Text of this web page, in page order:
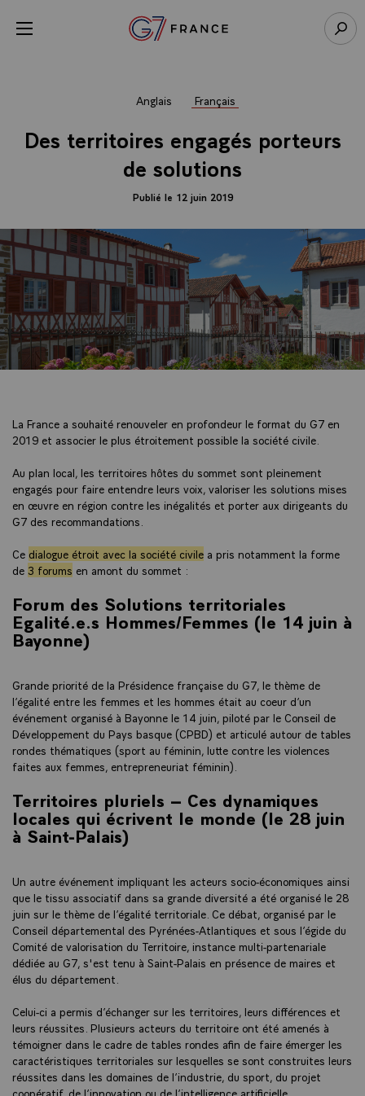
menu Retour à l’accueil Élysée
Anglais Français
Des territoires engagés porteurs
de solutions
Publié le 12 juin 2019
La France a souhaité renouveler en profondeur le format du G7 en
2019 et associer le plus étroitement possible la société civile.
Au plan local, les territoires hôtes du sommet sont pleinement
engagés pour faire entendre leurs voix, valoriser les solutions mises
en œuvre en région contre les inégalités et porter aux dirigeants du
G7 des recommandations.
Ce dialogue étroit avec la société civile a pris notamment la forme
de 3 forums en amont du sommet :
Forum des Solutions territoriales
Egalité.e.s Hommes/Femmes (le 14 juin à
Bayonne)
Grande priorité de la Présidence française du G7, le thème de
l’égalité entre les femmes et les hommes était au coeur d’un
événement organisé à Bayonne le 14 juin, piloté par le Conseil de
Développement du Pays basque (CPBD) et articulé autour de tables
rondes thématiques (sport au féminin, lutte contre les violences
faites aux femmes, entrepreneuriat féminin).
Territoires pluriels – Ces dynamiques
locales qui écrivent le monde (le 28 juin
à Saint-Palais)
Un autre événement impliquant les acteurs socio-économiques ainsi
que le tissu associatif dans sa grande diversité a été organisé le 28
juin sur le thème de l’égalité territoriale. Ce débat, organisé par le
Conseil départemental des Pyrénées-Atlantiques et sous l’égide du
Comité de valorisation du Territoire, instance multi-partenariale
dédiée au G7, s'est tenu à Saint-Palais en présence de maires et
élus du département.
Celui-ci a permis d’échanger sur les territoires, leurs différences et
leurs réussites. Plusieurs acteurs du territoire ont été amenés à
témoigner dans le cadre de tables rondes afin de faire émerger les
caractéristiques territoriales sur lesquelles se sont construites leurs
réussites dans les domaines de l’industrie, du sport, du projet
coopératif, de l’innovation ou de l’intelligence artificielle.